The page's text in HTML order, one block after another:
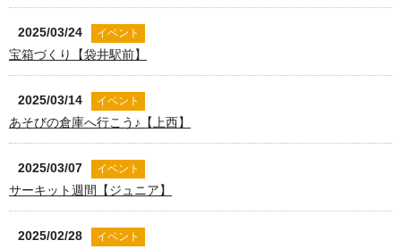
2025/03/24 イベント
宝箱づくり【袋井駅前】
2025/03/14 イベント
あそびの倉庫へ行こう♪【上西】
2025/03/07 イベント
サーキット週間【ジュニア】
2025/02/28 イベント